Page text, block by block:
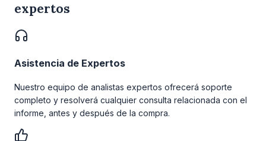
expertos
Asistencia de Expertos
Nuestro equipo de analistas expertos ofrecerá soporte
completo y resolverá cualquier consulta relacionada con el
informe, antes y después de la compra.